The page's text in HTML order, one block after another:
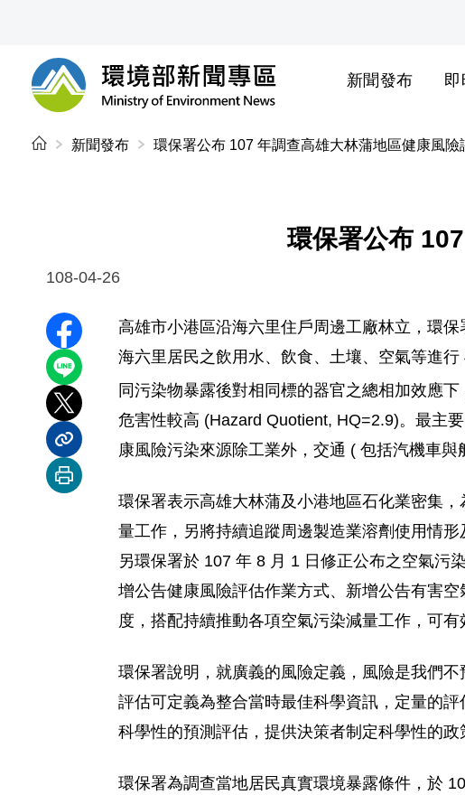
環境部新聞專區
新聞發布 即
新聞發布 環保署公布 107 年調查高雄大林蒲地區健康風險
環保署公布
108-04-26
分享至 Facebook
分享到 LINE
分享到 X
分享內容連結
列印本頁
高雄市小港區沿海六里住戶周邊工廠林立，環
海六里居民之飲用水、飲食、土壤、空氣等進
同污染物暴露後對相同標的器官之總相加效應
危害性較高 (Hazard Quotient, HQ=2.9)。最主
康風險污染來源除工業外，交通 ( 包括汽機車與
環保署表示高雄大林蒲及小港地區石化業密集
量工作，另將持續追蹤周邊製造業溶劑使用情
另環保署於 107 年 8 月 1 日修正公布之空氣污
增公告健康風險評估作業方式、新增公告有害
度，搭配持續推動各項空氣污染減量工作，可
環保署說明，就廣義的風險定義，風險是我們
評估可定義為整合當時最佳科學資訊，定量的
科學性的預測評估，提供決策者制定科學性的
環保署為調查當地居民真實環境暴露條件，於